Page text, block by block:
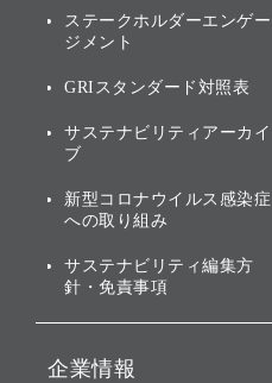
アニュアルレポート
株主・投資家情報（IR）に
サステナビリティの考え方
ガバナンス
投資先のサステナビリティ
ステークホルダーエンゲー
ジメント
GRIスタンダード対照表
サステナビリティアーカイ
ブ
新型コロナウイルス感染症
への取り組み
サステナビリティ編集方
針・免責事項
企業情報